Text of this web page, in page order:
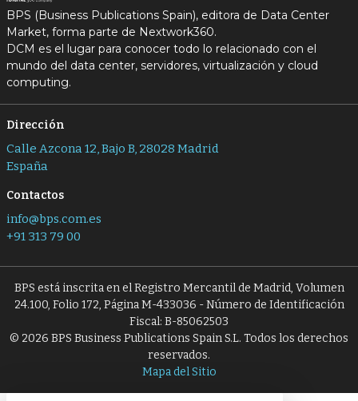
BPS (Business Publications Spain), editora de Data Center
Market, forma parte de Nextwork360.
DCM es el lugar para conocer todo lo relacionado con el
mundo del data center, servidores, virtualización y cloud
computing.
Dirección
Calle Azcona 12, Bajo B, 28028 Madrid
España
Contactos
info@bps.com.es
+91 313 79 00
BPS está inscrita en el Registro Mercantil de Madrid, Volumen
24.100, Folio 172, Página M-433036 - Número de Identificación
Fiscal: B-85062503
© 2026 BPS Business Publications Spain S.L. Todos los derechos
reservados.
Mapa del Sitio